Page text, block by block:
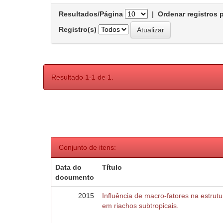
Resultados/Página | Ordenar registros
Registro(s)
Resultado 1-1 de 1.
Conjunto de itens:
Data do
documento
Título
2015
Influência de macro-fatores na
em riachos subtropicais.